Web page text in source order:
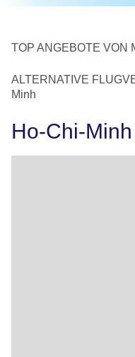
TOP ANGEBOTE VON
ALTERNATIVE
Minh
Ho-Chi-